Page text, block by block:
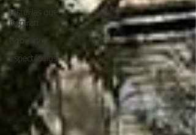
Historias que
inspiran
Gobierno
Espectáculos